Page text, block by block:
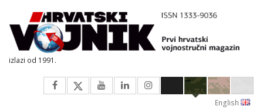
izlazi od 1991.
English